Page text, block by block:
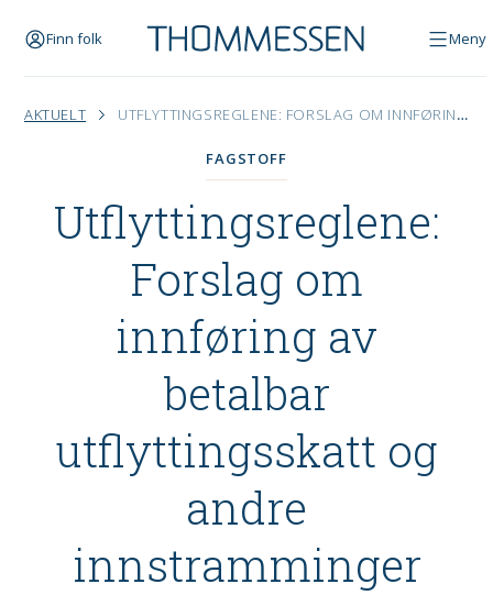
Finn folk Meny
AKTUELT UTFLYTTINGSREGLENE: FORSLAG OM INNFØRING AV BETALBAR UTFLYTTINGSSKATT OG ANDRE INNSTRAMMINGER
FAGSTOFF
Utflyttingsreglene:
Forslag om
innføring av
betalbar
utflyttingsskatt og
andre
innstramminger